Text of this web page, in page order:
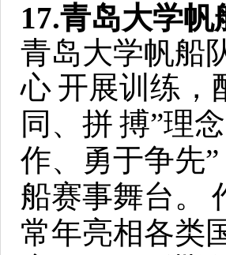
17.青岛大学帆
青岛大学帆船
心 开展训练，
同、拼 搏”理
作、勇于争先”
船赛事舞台。
常年亮相各类